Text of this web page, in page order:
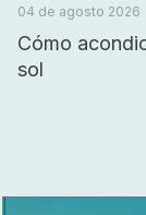
04 de agosto 2026
Cómo
sol